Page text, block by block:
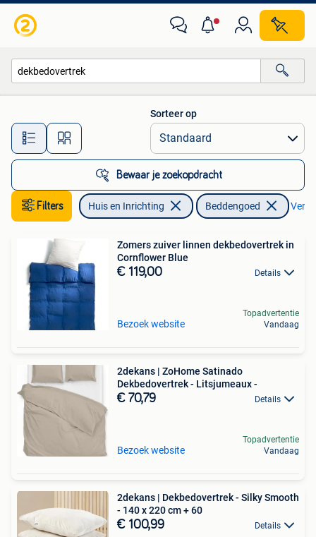
Alle afstanden…
Sorteer op
Bewaar je zoekopdracht
Filters Huis en Inrichting Beddengoed
Zomers zuiver linnen dekbedovertrek in
Cornflower Blue
€ 119,00 Details
Bezoek website
Topadvertentie
Vandaag
2dekans | ZoHome Satinado
Dekbedovertrek - Litsjumeaux -
€ 70,79 Details
Bezoek website
Topadvertentie
Vandaag
2dekans | Dekbedovertrek - Silky Smooth
- 140 x 220 cm + 60
€ 100,99 Details